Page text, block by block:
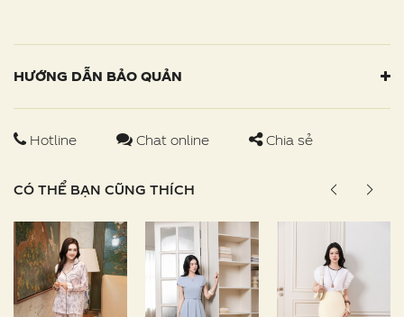
HƯỚNG DẪN BẢO QUẢN
Hotline Chat online Chia sẻ
CÓ THỂ BẠN CŨNG THÍCH